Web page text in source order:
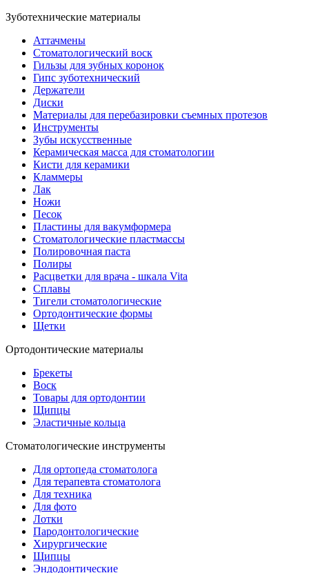
Зуботехнические материалы
Аттачмены
Стоматологический воск
Гильзы для зубных коронок
Гипс зуботехнический
Держатели
Диски
Материалы для перебазировки съемных протезов
Инструменты
Зубы искусственные
Керамическая масса для стоматологии
Кисти для керамики
Кламмеры
Лак
Ножи
Песок
Пластины для вакумформера
Стоматологические пластмассы
Полировочная паста
Полиры
Расцветки для врача - шкала Vita
Сплавы
Тигели стоматологические
Ортодонтические формы
Щетки
Ортодонтические материалы
Брекеты
Воск
Товары для ортодонтии
Щипцы
Эластичные кольца
Стоматологические инструменты
Для ортопеда стоматолога
Для терапевта стоматолога
Для техника
Для фото
Лотки
Пародонтологические
Хирургические
Щипцы
Эндодонтические